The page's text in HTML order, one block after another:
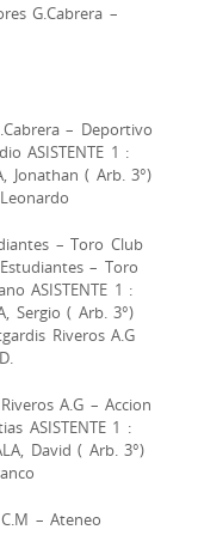
G.Cabrera –
– Deportivo
ASISTENTE 1 :
Jonathan ( Arb. 3°)
– Toro Club
– Toro
ASISTENTE 1 :
Sergio ( Arb. 3°)
Riveros A.G
A.G – Accion
ASISTENTE 1 :
David ( Arb. 3°)
– Ateneo